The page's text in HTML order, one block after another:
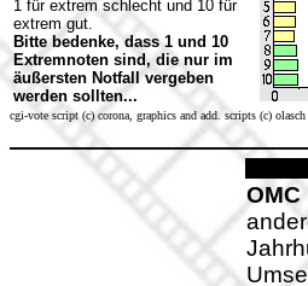
1 für extrem schlecht und 10 für
extrem gut.
Bitte bedenke, dass 1 und 10
Extremnoten sind, die nur im
äußersten Notfall vergeben
werden sollten...
cgi-vote script (c) corona, graphics and add. scripts (c) olasch
OMC